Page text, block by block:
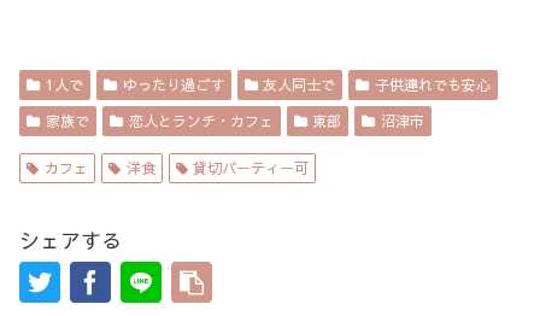
1人で ゆったり過ごす 友人同士で
子供連れでも安心
家族で
恋人とランチ・カフェ 東部 沼津市
カフェ 洋食 貸切パーティー可
シェアする